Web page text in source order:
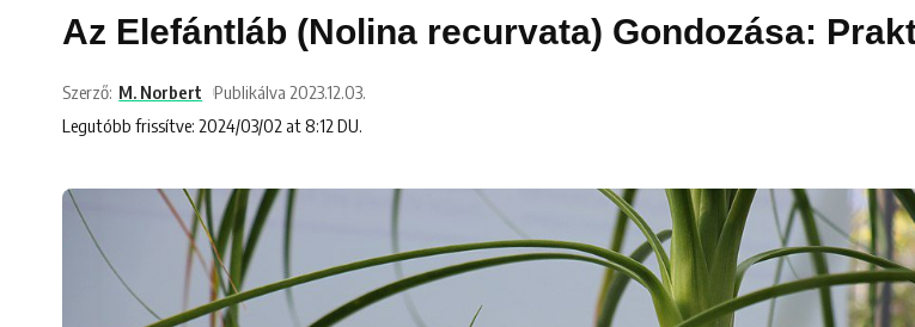
Az Elefántláb (Nolina recurvata) Gondozása:
Legutóbb frissítve: 2024/03/02 at 8:12 DU.
Szerző: M. Norbert Publikálva 2023.12.03.